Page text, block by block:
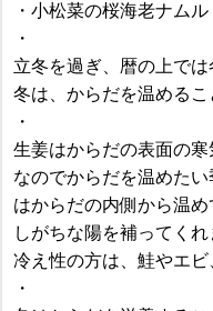
・小松菜の桜海老ナムル
・
立冬を過ぎ、暦の上で
冬は、からだを温める
・
生姜はからだの表面の
なのでからだを温めた
はからだの内側から温
しがちな陽を補ってくれ
冷え性の方は、鮭やエ
・